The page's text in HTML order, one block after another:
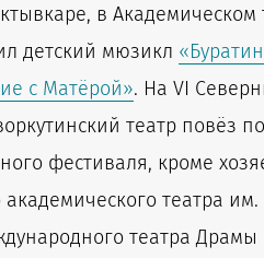
в
детский мюзикл
с Матёрой». На VI
театр повёз
фестиваля, кроме
академического театра
театра Драмы